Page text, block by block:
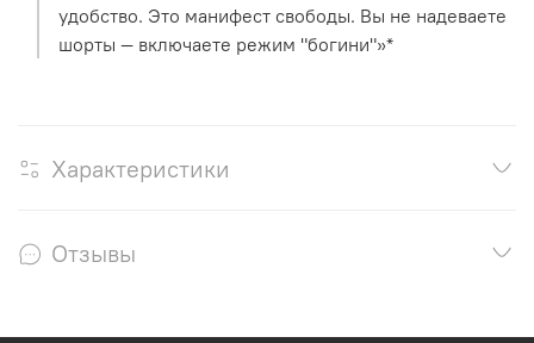
удобство. Это манифест свободы. Вы не надеваете
шорты — включаете режим "богини"»*
Характеристики
Отзывы